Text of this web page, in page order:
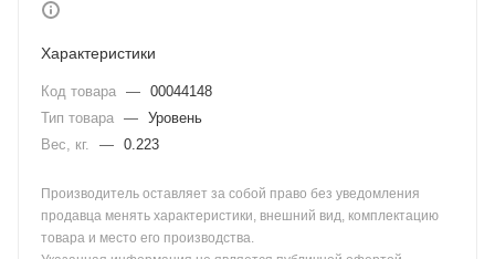
Характеристики
Код товара — 00044148
Тип товара — Уровень
Вес, кг.
— 0.223
Производитель оставляет за собой право без уведомления
продавца менять характеристики, внешний вид, комплектацию
товара и место его производства.